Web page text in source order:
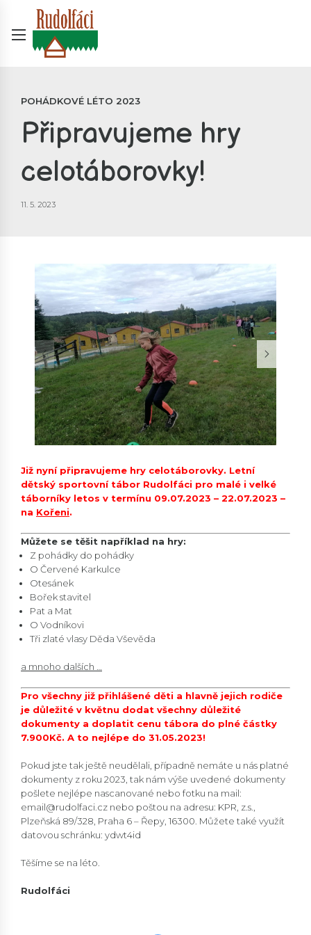
POHÁDKOVÉ LÉTO 2023
Připravujeme hry
celotáborovky!
11. 5. 2023
Již nyní připravujeme hry celotáborovky. Letní
dětský sportovní tábor Rudolfáci pro malé i velké
táborníky letos v termínu 09.07.2023 – 22.07.2023 –
na Kořeni.
Můžete se těšit například na hry:
Z pohádky do pohádky
O Červené Karkulce
Otesánek
Bořek stavitel
Pat a Mat
O Vodníkovi
Tři zlaté vlasy Děda Vševěda
a mnoho dalších …
Pro všechny již přihlášené děti a hlavně jejich rodiče
je důležité v květnu dodat všechny důležité
dokumenty a doplatit cenu tábora do plné částky
7.900Kč. A to nejlépe do 31.05.2023!
Pokud jste tak ještě neudělali, případně nemáte u nás platné
dokumenty z roku 2023, tak nám výše uvedené dokumenty
pošlete nejlépe nascanované nebo fotku na mail:
email@rudolfaci.cz nebo poštou na adresu: KPR, z.s.,
Plzeňská 89/328, Praha 6 – Řepy, 16300. Můžete také využít
datovou schránku: ydwt4id
Těšíme se na léto.
Rudolfáci